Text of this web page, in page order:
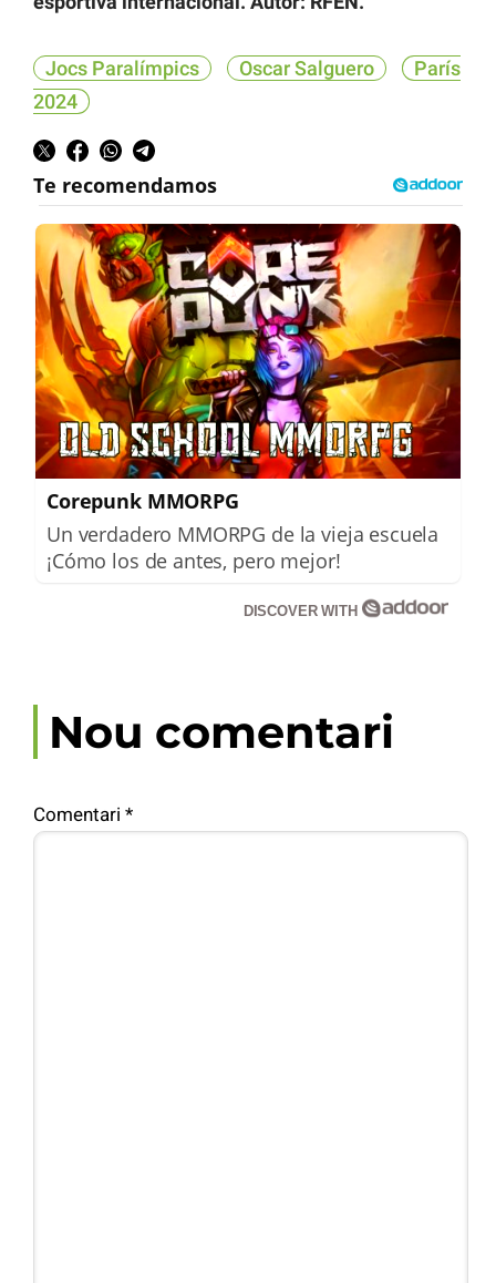
Jocs Paralímpics Oscar Salguero
París
2024
Corepunk MMORPG
Un verdadero MMORPG de la vieja escuela
¡Cómo los de antes, pero mejor!
DISCOVER WITH
Nou comentari
Comentari *